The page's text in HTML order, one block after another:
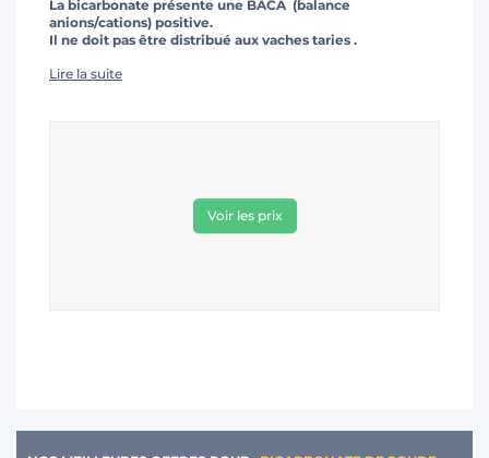
La bicarbonate présente une BACA (balance
anions/cations) positive.
Il ne doit pas être distribué aux vaches taries .
Lire la suite
Voir les prix